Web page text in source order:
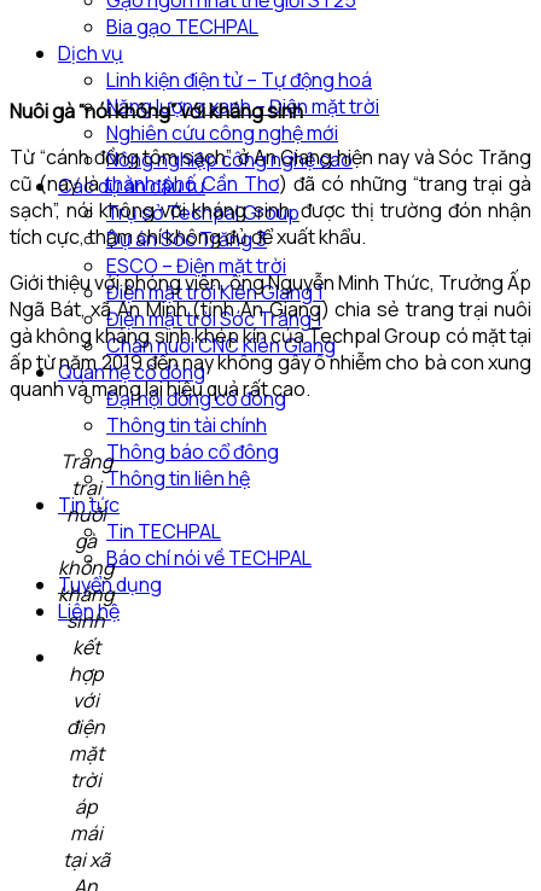
Bia gạo TECHPAL
Dịch vụ
Linh kiện điện tử – Tự động hoá
Năng lượng xanh – Điện mặt trời
Nghiên cứu công nghệ mới
Nông nghiệp công nghệ cao
Các dự án đầu tư
Trụ sở Techpal Group
Dự án Sóc Trăng 3
ESCO – Điện mặt trời
Điện mặt trời Kiên Giang 1
Điện mặt trời Sóc Trăng 1
Chăn nuôi CNC Kiên Giang
Quan hệ cổ đông
Đại hội đồng cổ đông
Thông tin tài chính
Thông báo cổ đông
Thông tin liên hệ
Tin tức
Tin TECHPAL
Báo chí nói về TECHPAL
Tuyển dụng
Liên hệ
Nuôi gà “nói không” với kháng sinh
Từ “cánh đồng tôm sạch”, ở An Giang hiện nay và Sóc Trăng
cũ (nay làthành phố Cần Thơ) đã có những “trang trại gà
sạch”, nói không với kháng sinh, được thị trường đón nhận
tích cực, thậm chí không đủ để xuất khẩu.
Giới thiệu với phóng viên, ông Nguyễn Minh Thức, Trưởng Ấp
Ngã Bát, xã An Minh (tỉnh An Giang) chia sẻ trang trại nuôi
gà không kháng sinh khép kín của Techpal Group có mặt tại
ấp từ năm 2019 đến nay không gây ô nhiễm cho bà con xung
quanh và mang lại hiệu quả rất cao.
Trang
trại
nuôi
gà
không
kháng
sinh
kết
hợp
với
điện
mặt
trời
áp
mái
tại xã